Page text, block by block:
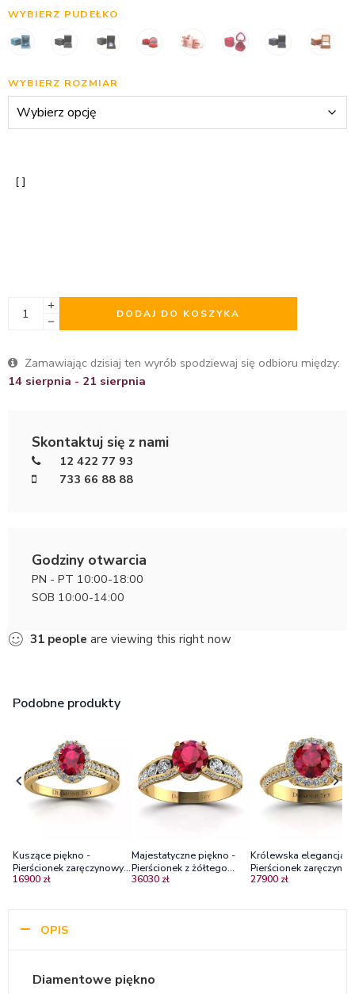
WYBIERZ PUDEŁKO
WYBIERZ ROZMIAR
DODAJ DO KOSZYKA
Zamawiając dzisiaj ten wyrób spodziewaj się odbioru między:
14 sierpnia - 21 sierpnia
Skontaktuj się z nami
12 422 77 93
733 66 88 88
Godziny otwarcia
PN - PT 10:00-18:00
SOB 10:00-14:00
32 people are viewing this right now
Podobne produkty
Kuszące piękno -
Pierścionek zaręczynowy z
żółtego złota z rubinem i
16900 zł
Majestatyczne piękno -
Pierścionek z żółtego
złota z rubinem i
36030 zł
Królewska elegancja -
Pierścionek
żółtego złota z
27900 zł
OPIS
Diamentowe piękno